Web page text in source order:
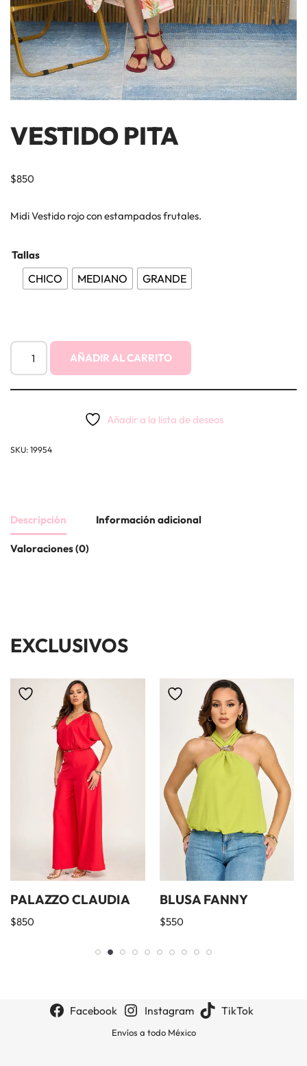
VESTIDO PITA
$850
Midi Vestido rojo con estampados frutales.
Tallas
CHICO MEDIANO GRANDE
AÑADIR AL CARRITO
Añadir a la lista de deseos
SKU: 19954
Descripción Información adicional
Valoraciones (0)
EXCLUSIVOS
PALAZZO CLAUDIA
$850
BLUSA FANNY
$550
Facebook Instagram TikTok
Envíos a todo México